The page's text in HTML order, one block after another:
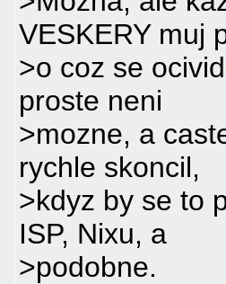
VESKERY muj
>o coz se
proste neni
>mozne, a
rychle skoncil,
>kdyz by se to
ISP, Nixu, a
>podobne.